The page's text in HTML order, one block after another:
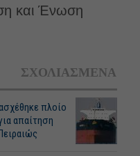
και Ένωση
ΣΧΟΛΙΑΣΜΕΝΑ
πλοίο
απαίτηση